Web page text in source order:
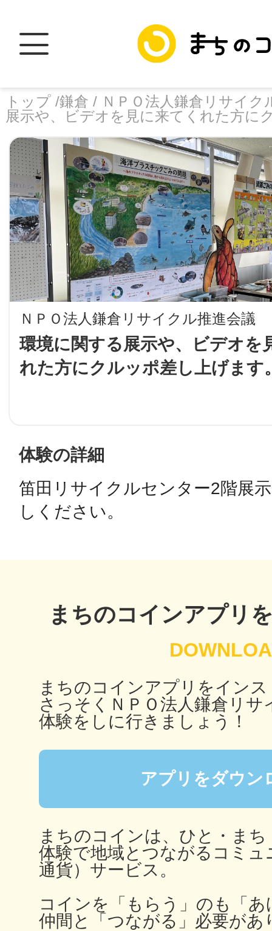
トップ /鎌倉 / ＮＰＯ法人鎌倉リサイ
展示や、ビデオを見に来てくれた方に
ＮＰＯ法人鎌倉リサイクル推進会議
環境に関する展示や、ビデオを
れた方にクルッポ差し上げます
facebook
X
LINE
SMS
URLをコピー
体験の詳細
笛田リサイクルセンター2階展
しください。
まちのコインアプリ
まちのコインアプリをイン
さっそくＮＰＯ法人鎌倉リサ
体験をしに行きましょう！
アプリをダウン
まちのコインは、ひと・ま
体験で地域とつながるコミュ
通貨）サービス。
コインを「もらう」のも「
仲間と「つながる」必要があ
トップ
加盟スポットに
地域に導入を
鴻巣
池袋
生駒
秋葉原
日置